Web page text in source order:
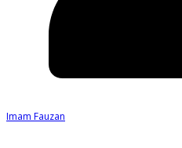
Imam Fauzan